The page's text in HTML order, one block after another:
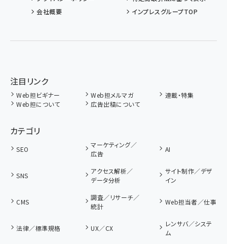
会社概要
インプレスグループTOP
注目リンク
Web担ビギナー Web担メルマガ
連載・特集
Web担について
広告出稿について
カテゴリ
SEO
マーケティング／
広告
AI
SNS
アクセス解析／
データ分析
サイト制作／デザ
イン
CMS
調査／リサーチ／
統計
Web担当者／仕事
法律／標準規格 UX／CX
レンサバ／システ
ム